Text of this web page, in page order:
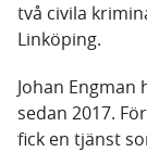
två civila
Linköping.
Johan
sedan 2017.
fick en tjänst